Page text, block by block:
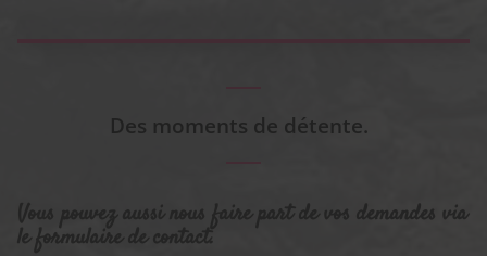
Des moments de détente.
Vous pouvez aussi nous faire part de vos demandes via
le formulaire de contact.